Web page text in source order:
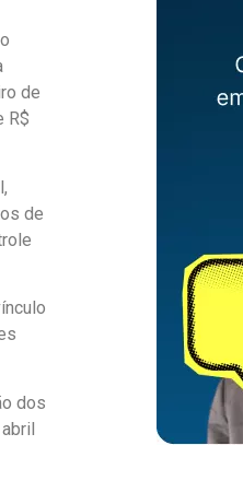
de
R$
de
dos